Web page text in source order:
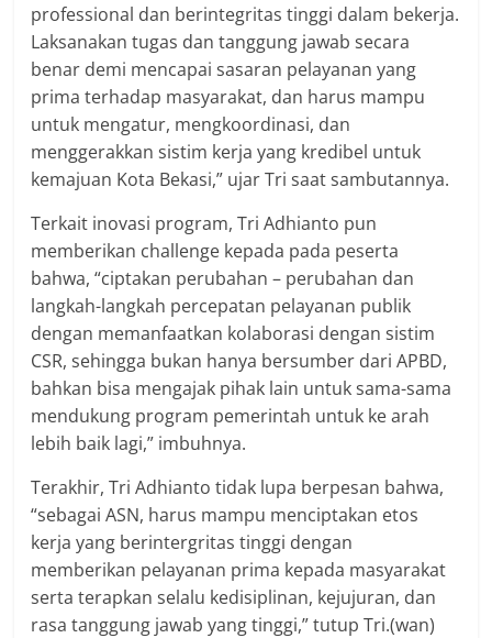
professional dan berintegritas tinggi dalam bekerja.
Laksanakan tugas dan tanggung jawab secara
benar demi mencapai sasaran pelayanan yang
prima terhadap masyarakat, dan harus mampu
untuk mengatur, mengkoordinasi, dan
menggerakkan sistim kerja yang kredibel untuk
kemajuan Kota Bekasi,” ujar Tri saat sambutannya.
Terkait inovasi program, Tri Adhianto pun
memberikan challenge kepada pada peserta
bahwa, “ciptakan perubahan – perubahan dan
langkah-langkah percepatan pelayanan publik
dengan memanfaatkan kolaborasi dengan sistim
CSR, sehingga bukan hanya bersumber dari APBD,
bahkan bisa mengajak pihak lain untuk sama-sama
mendukung program pemerintah untuk ke arah
lebih baik lagi,” imbuhnya.
Terakhir, Tri Adhianto tidak lupa berpesan bahwa,
“sebagai ASN, harus mampu menciptakan etos
kerja yang berintergritas tinggi dengan
memberikan pelayanan prima kepada masyarakat
serta terapkan selalu kedisiplinan, kejujuran, dan
rasa tanggung jawab yang tinggi,” tutup Tri.(wan)